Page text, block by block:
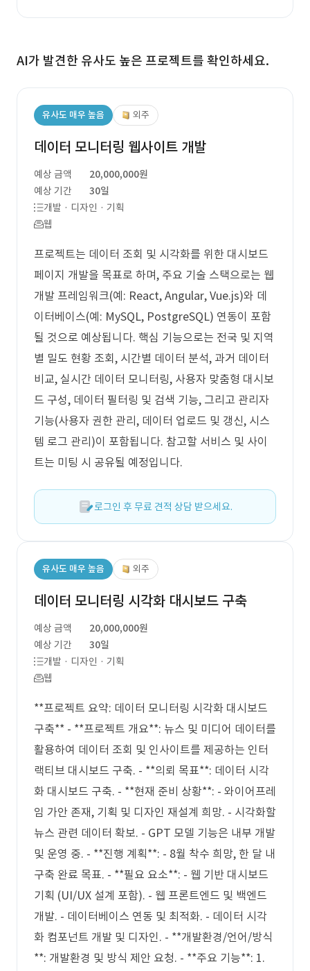
AI가 발견한 유사도 높은 프로젝트를 확인하세요.
유사도 매우 높음 외주
데이터 모니터링 웹사이트 개발
예상 금액
20,000,000원
예상 기간
30일
개발 · 디자인 · 기획
웹
프로젝트는 데이터 조회 및 시각화를 위한 대시보드
페이지 개발을 목표로 하며, 주요 기술 스택으로는 웹
개발 프레임워크(예: React, Angular, Vue.js)와 데
이터베이스(예: MySQL, PostgreSQL) 연동이 포함
될 것으로 예상됩니다. 핵심 기능으로는 전국 및 지역
별 밀도 현황 조회, 시간별 데이터 분석, 과거 데이터
비교, 실시간 데이터 모니터링, 사용자 맞춤형 대시보
드 구성, 데이터 필터링 및 검색 기능, 그리고 관리자
기능(사용자 권한 관리, 데이터 업로드 및 갱신, 시스
템 로그 관리)이 포함됩니다. 참고할 서비스 및 사이
트는 미팅 시 공유될 예정입니다.
로그인 후 무료 견적 상담 받으세요.
유사도 매우 높음 외주
데이터 모니터링 시각화 대시보드 구축
예상 금액
20,000,000원
예상 기간
30일
개발 · 디자인 · 기획
웹
**프로젝트 요약: 데이터 모니터링 시각화 대시보드
구축** - **프로젝트 개요**: 뉴스 및 미디어 데이터를
활용하여 데이터 조회 및 인사이트를 제공하는 인터
랙티브 대시보드 구축. - **의뢰 목표**: 데이터 시각
화 대시보드 구축. - **현재 준비 상황**: - 와이어프레
임 가안 존재, 기획 및 디자인 재설계 희망. - 시각화할
뉴스 관련 데이터 확보. - GPT 모델 기능은 내부 개발
및 운영 중. - **진행 계획**: - 8월 착수 희망, 한 달 내
구축 완료 목표. - **필요 요소**: - 웹 기반 대시보드
기획 (UI/UX 설계 포함). - 웹 프론트엔드 및 백엔드
개발. - 데이터베이스 연동 및 최적화. - 데이터 시각
화 컴포넌트 개발 및 디자인. - **개발환경/언어/방식
**: 개발환경 및 방식 제안 요청. - **주요 기능**: 1.